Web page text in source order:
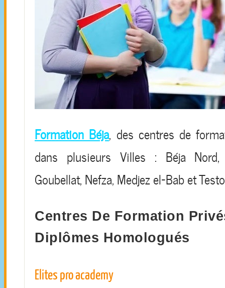
Formation Béja, des centres de
dans plusieurs Villes : Béja Nord,
Goubellat, Nefza, Medjez el-Bab et
Centres De Formation
Diplômes Homologués
Elites pro academy